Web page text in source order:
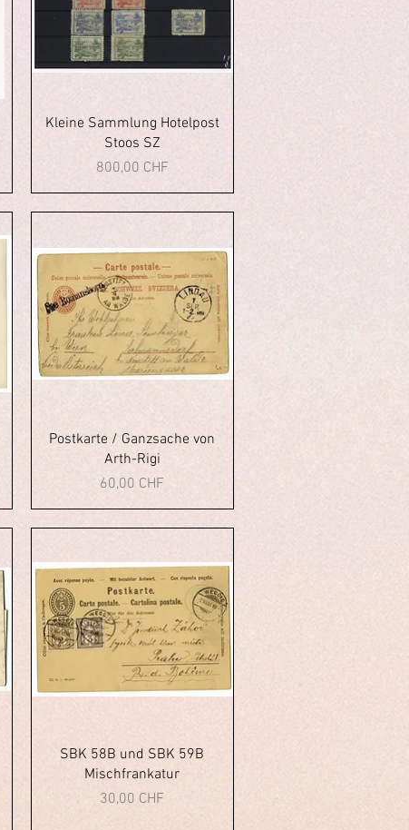
Aperçu rapide
Kleine Sammlung Hotelpost
Stoos SZ
Prix
800,00 CHF
Aperçu rapide
Postkarte / Ganzsache von
Arth-Rigi
Prix
60,00 CHF
Aperçu rapide
SBK 58B und SBK 59B
Mischfrankatur
Prix
30,00 CHF